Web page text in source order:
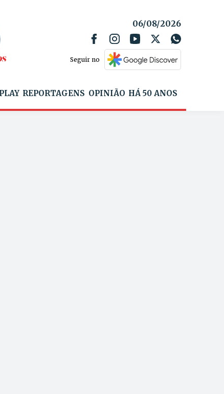
06/08/2026
Seguir no
REPORTAGENS OPINIÃO HÁ 50 ANOS